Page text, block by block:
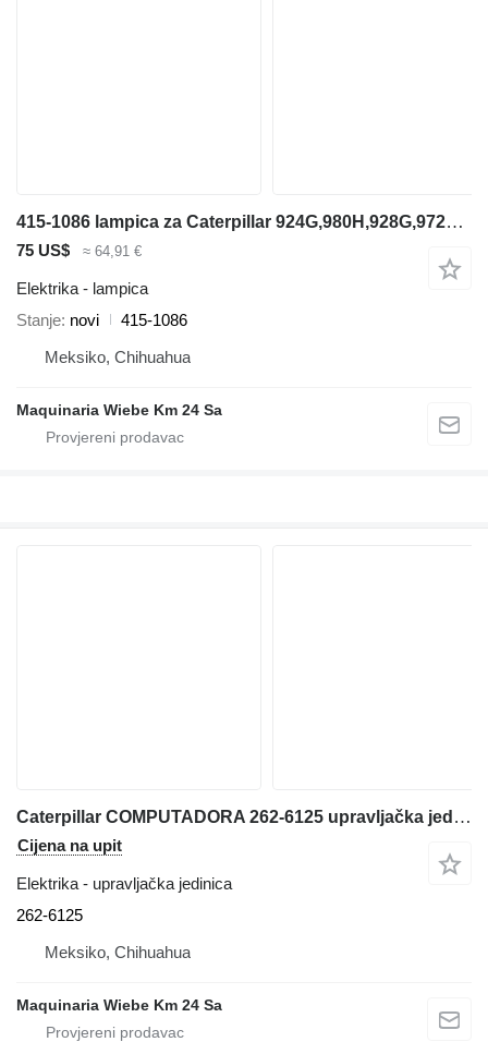
415-1086 lampica za Caterpillar 924G,980H,928G,972H prednjeg utovarivača
75 US$ ≈ 64,91 €
Elektrika - lampica
Stanje novi
415-1086
Meksiko, Chihuahua
Maquinaria Wiebe Km 24 Sa
Caterpillar COMPUTADORA 262-6125 upravljačka jedinica za Caterpillar 938G-938H prednjeg utovarivača
Cijena na upit
Elektrika - upravljačka jedinica
262-6125
Meksiko, Chihuahua
Maquinaria Wiebe Km 24 Sa